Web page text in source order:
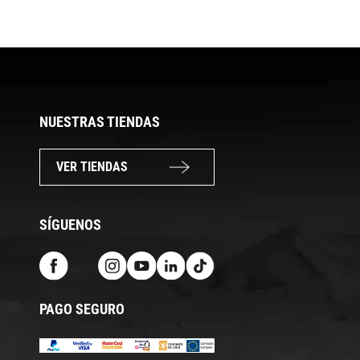
NUESTRAS TIENDAS
VER TIENDAS
SÍGUENOS
PAGO SEGURO